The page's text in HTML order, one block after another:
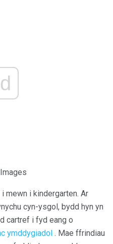
mewn i kindergarten. Ar
cyn-ysgol, bydd hyn yn
cartref i fyd eang o
ymddygiadol . Mae ffrindiau